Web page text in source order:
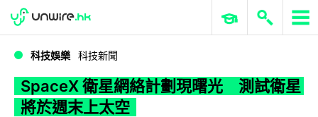
WWDC 2026 ERP 與商業 AI
科技娛樂 科技新聞
SpaceX 衛星網絡計劃現曙光 測試衛星
將於週末上太空